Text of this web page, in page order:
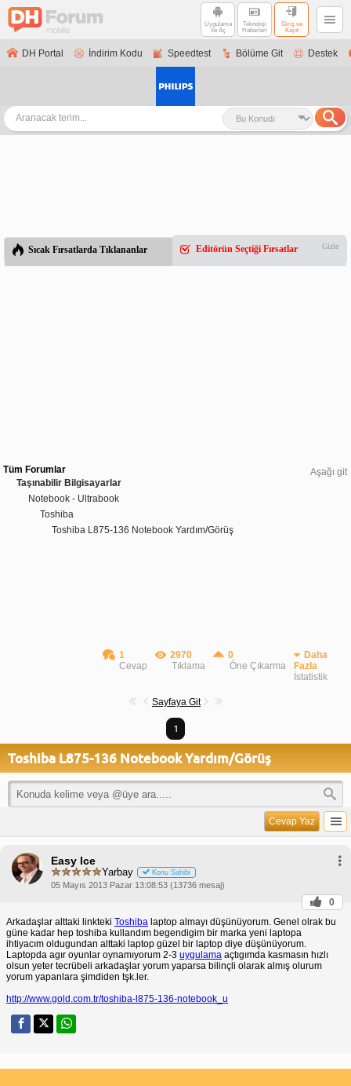
Uygulama
ile Aç
Teknoloji
Haberleri
Giriş ve
Kayıt
DH Portal İndirim Kodu Speedtest Bölüme Git Destek
Sıcak Fırsatlarda Tıklananlar Editörün Seçtiği Fırsatlar Gizle
Aşağı git
Tüm Forumlar
Taşınabilir Bilgisayarlar
Notebook - Ultrabook
Toshiba
Toshiba L875-136 Notebook Yardım/Görüş
1
Cevap
2970
Tıklama
0
Öne Çıkarma
Daha
Fazla
İstatistik
Sayfaya Git
1
Toshiba L875-136 Notebook Yardım/Görüş
Cevap Yaz
Easy Ice
Yarbay Konu Sahibi
05 Mayıs 2013 Pazar 13:08:53 (13736 mesaj)
0
Arkadaşlar alttaki linkteki Toshiba laptop almayı düşünüyorum. Genel olrak bu
güne kadar hep toshiba kullandım begendigim bir marka yeni laptopa
ihtiyacım oldugundan alttaki laptop güzel bir laptop diye düşünüyorum.
Laptopda agır oyunlar oynamıyorum 2-3 uygulama açtıgımda kasmasın hızlı
olsun yeter tecrübeli arkadaşlar yorum yaparsa bilinçli olarak almış olurum
yorum yapanlara şimdiden tşk.ler.
http://www.gold.com.tr/toshiba-l875-136-notebook_u